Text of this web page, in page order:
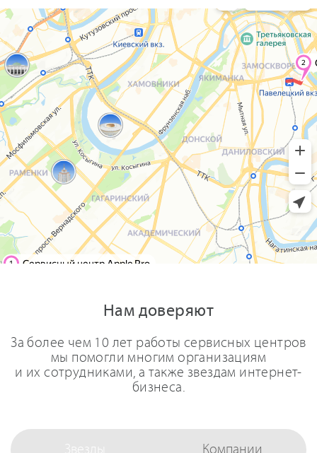
Нам доверяют
За более чем 10 лет работы сервисных центров
мы помогли многим организациям
и их сотрудниками, а также звездам интернет-
бизнеса.
Звезды Компании